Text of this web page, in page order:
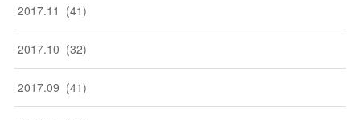
2017.11 (41)
2017.10 (32)
2017.09 (41)